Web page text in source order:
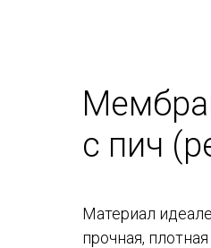
с пич
Материал
прочная,